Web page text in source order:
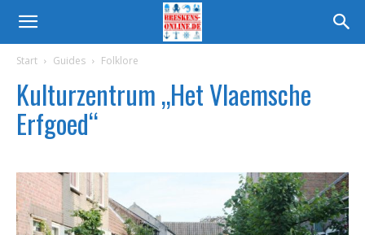
Start Guides Folklore
Kulturzentrum „Het Vlaemsche
Erfgoed“